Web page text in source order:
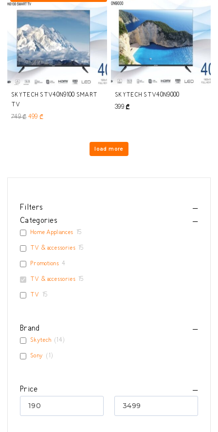
SKYTECH STV40N9100 SMART
TV
749₾ 499₾
SKYTECH STV40N9000
399₾
load more
Filters
Categories
Home Appliances 15
TV & accessories 15
Promotions 4
TV & accessories 15
TV 15
Brand
Skytech ( 14)
Sony ( 1 )
Price